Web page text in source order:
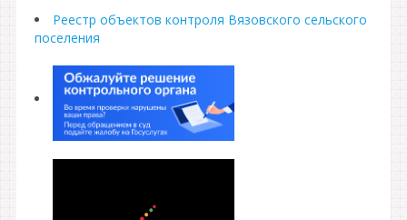
Реестр объектов контроля Вязовского сельского
поселения